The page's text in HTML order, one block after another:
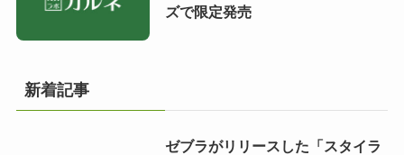
ズで限定発売
新着記事
ゼブラがリリースした「スタイラ